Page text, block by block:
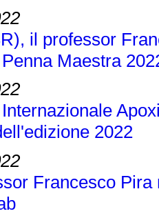
il professor
Maestra
2022
Francesco